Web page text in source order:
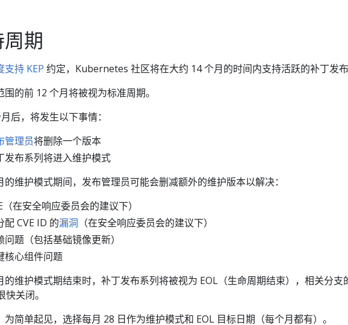
期
支持 KEP 约定，Kubernetes 社区将在大约 14 个月的时间内支持活跃的补丁发布
围的前 12 个月将被视为标准周期。
后，将发生以下事情：
管理员将删除一个版本
发布系列将进入维护模式
的维护模式期间，发布管理员可能会删减额外的维护版本以解决：
（在安全响应委员会的建议下）
配 CVE ID 的漏洞 （在安全响应委员会的建议下）
问题（包括基础镜像更新）
核心组件问题
的维护模式期结束时，补丁发布系列将被视为 EOL（生命周期结束），相关分支
快关闭。
为简单起见，选择每月 28 日作为维护模式和 EOL 目标日期（每个月都有）。